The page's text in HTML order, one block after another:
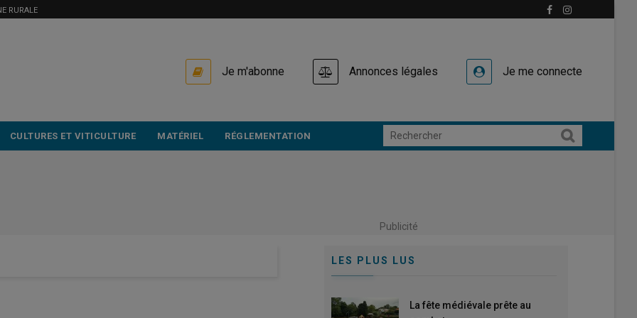
RURALE
Je m'abonne Annonces légales Je me connecte
CULTURES ET VITICULTURE MATÉRIEL RÉGLEMENTATION
Publicité
LES PLUS LUS
La fête médiévale prête au